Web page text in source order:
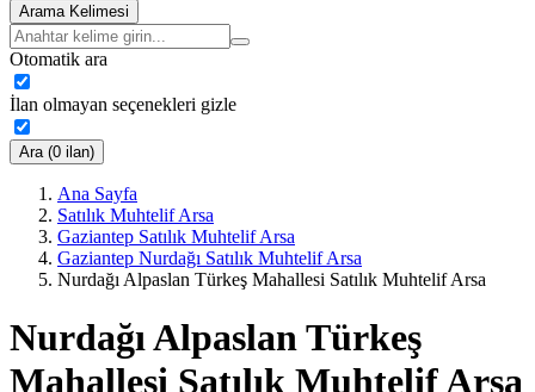
Arama Kelimesi
Otomatik ara
İlan olmayan seçenekleri gizle
Ara (0 ilan)
Ana Sayfa
Satılık Muhtelif Arsa
Gaziantep Satılık Muhtelif Arsa
Gaziantep Nurdağı Satılık Muhtelif Arsa
Nurdağı Alpaslan Türkeş Mahallesi Satılık Muhtelif Arsa
Nurdağı Alpaslan Türkeş
Mahallesi Satılık Muhtelif Arsa